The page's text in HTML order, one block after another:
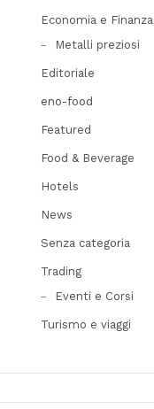
Economia e Finanza
Metalli preziosi
Editoriale
eno-food
Featured
Food & Beverage
Hotels
News
Senza categoria
Trading
Eventi e Corsi
Turismo e viaggi